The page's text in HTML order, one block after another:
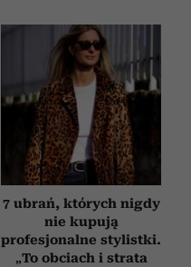
7 ubrań, których nigdy
nie kupują
profesjonalne stylistki.
„To obciach i strata